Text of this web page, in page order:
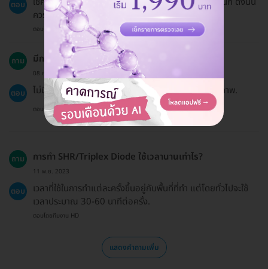
ตอบ
ควรสอบถามข้อมูลที่ชัดเจนจากคลินิกก่อนเข้ารับบริการ.
ตอบโดยทีมงาน HD
ถาม มีการจำกัดอายุในการเข้ารับบริการหรือไม่?
08 ก.ย. 2024
ตอบ ไม่มีการจำกัดอายุ แต่ควรปรึกษาแพทย์หากมีปัญหาสุขภาพ.
ตอบโดยทีมงาน HD
ถาม การทำ SHR/Triplex Diode ใช้เวลานานเท่าไร?
11 พ.ย. 2023
ตอบ
เวลาที่ใช้ในการทำแต่ละครั้งขึ้นอยู่กับพื้นที่ที่ทำ แต่โดยทั่วไปจะใช้
เวลาประมาณ 30-60 นาทีต่อครั้ง.
ตอบโดยทีมงาน HD
แสดงคำถามเพิ่ม